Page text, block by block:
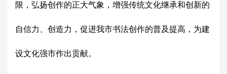
限，弘扬创作的正大气象，增强传统文化继承和创新的
自信力、创造力，促进我市书法创作的普及提高，为建
设文化强市作出贡献。